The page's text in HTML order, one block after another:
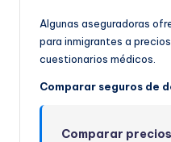
Algunas aseguradoras
para inmigrantes a
cuestionarios médicos.
Comparar seguros de
Comparar